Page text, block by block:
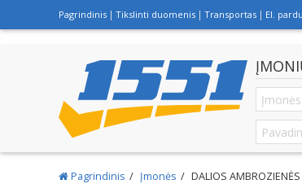
Pagrindinis Tikslinti duomenis Transportas El.
Pagrindinis Įmonės DALIOS